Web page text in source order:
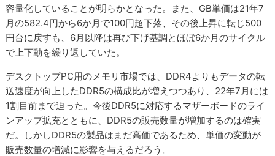
容量化していることが明らかとなった。また、GB単価は21年7
月の582.4円から6か月で100円超下落、その後上昇に転じ500
円台に戻すも、6月以降は再び下げ基調とほぼ6か月のサイクル
で上下動を繰り返していた。
デスクトップPC用のメモリ市場では、DDR4よりもデータの転
送速度が向上したDDR5の構成比が増えつつあり、22年7月には
1割目前まで迫った。今後DDR5に対応するマザーボードのライ
ンアップ拡充とともに、DDR5の販売数量が増加するのは確実
だ。しかしDDR5の製品はまだ高価であるため、単価の変動が
販売数量の増減に影響を与えるだろう。